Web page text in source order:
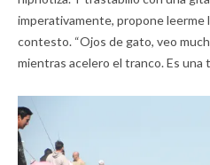
imperativamente, propone leerme
contesto. “Ojos de gato, veo
mientras acelero el tranco. Es una